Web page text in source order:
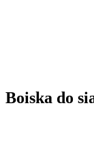
Boiska do